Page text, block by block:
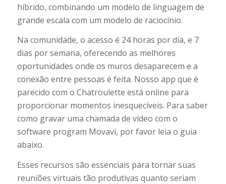
híbrido, combinando um modelo de linguagem de
grande escala com um modelo de raciocínio.
Na comunidade, o acesso é 24 horas por dia, e 7
dias por semana, oferecendo as melhores
oportunidades onde os muros desaparecem e a
conexão entre pessoas é feita. Nosso app que é
parecido com o Chatroulette está online para
proporcionar momentos inesquecíveis. Para saber
como gravar uma chamada de vídeo com o
software program Movavi, por favor leia o guia
abaixo.
Esses recursos são essenciais para tornar suas
reuniões virtuais tão produtivas quanto seriam